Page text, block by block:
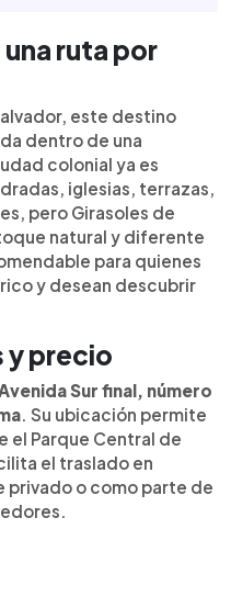
una ruta por
este destino
dentro de una
colonial ya es
iglesias, terrazas,
pero Girasoles de
natural y diferente
para quienes
y desean descubrir
y precio
Sur final, número
. Su ubicación permite
el Parque Central de
el traslado en
o como parte de